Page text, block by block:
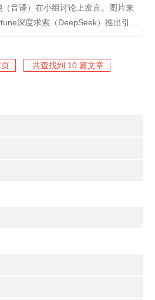
音译）在小组讨论上发言。图片来
深度求索（DeepSeek）推出引发
赞其高性能与低算力成本优势，更对
共查找到 10 篇文章